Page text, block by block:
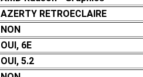
AZERTY RETROECLAIRE
NON
OUI, 6E
OUI, 5.2